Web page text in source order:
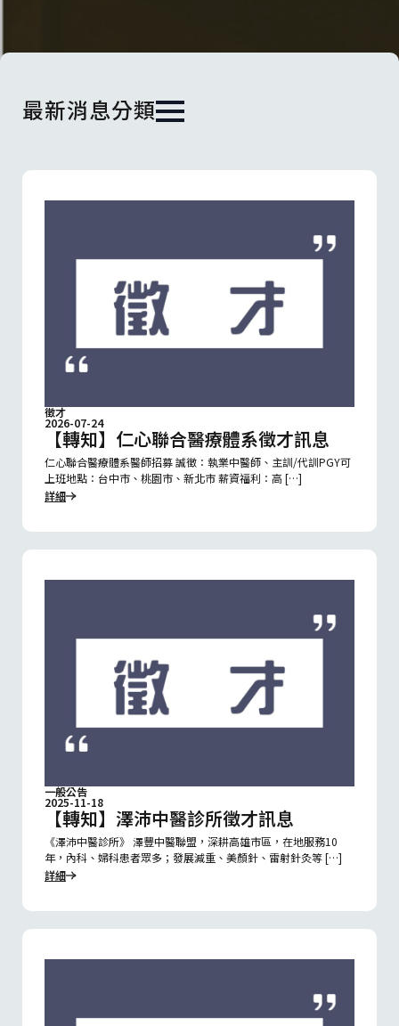
最新消息分類
徵才
2026-07-24
【轉知】仁心聯合醫療體系徵才訊息
仁心聯合醫療體系醫師招募 誠徵：執業中醫師、主訓/代訓PGY可
上班地點：台中市、桃園市、新北市 薪資福利：高 […]
詳細
一般公告
2025-11-18
【轉知】澤沛中醫診所徵才訊息
《澤沛中醫診所》 澤豐中醫聯盟，深耕高雄市區，在地服務10
年，內科、婦科患者眾多；發展減重、美顏針、雷射針灸等 […]
詳細